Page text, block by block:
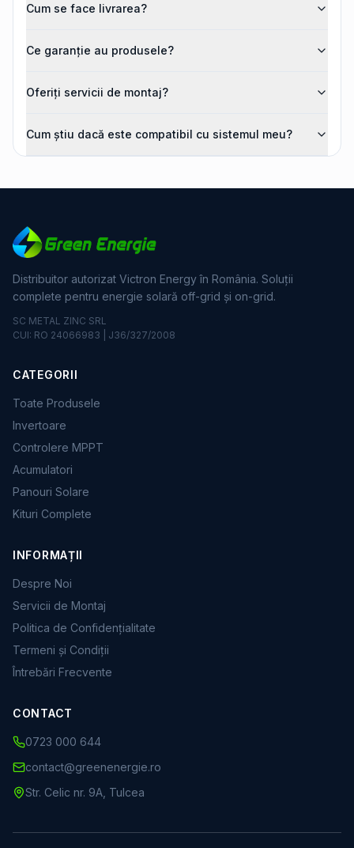
Cum se face livrarea?
Ce garanție au produsele?
Oferiți servicii de montaj?
Cum știu dacă este compatibil cu sistemul meu?
Distribuitor autorizat Victron Energy în România. Soluții
complete pentru energie solară off-grid și on-grid.
SC METAL ZINC SRL
CUI: RO 24066983 | J36/327/2008
CATEGORII
Toate Produsele
Invertoare
Controlere MPPT
Acumulatori
Panouri Solare
Kituri Complete
INFORMAȚII
Despre Noi
Servicii de Montaj
Politica de Confidențialitate
Termeni și Condiții
Întrebări Frecvente
CONTACT
0723 000 644
contact@greenenergie.ro
Str. Celic nr. 9A, Tulcea